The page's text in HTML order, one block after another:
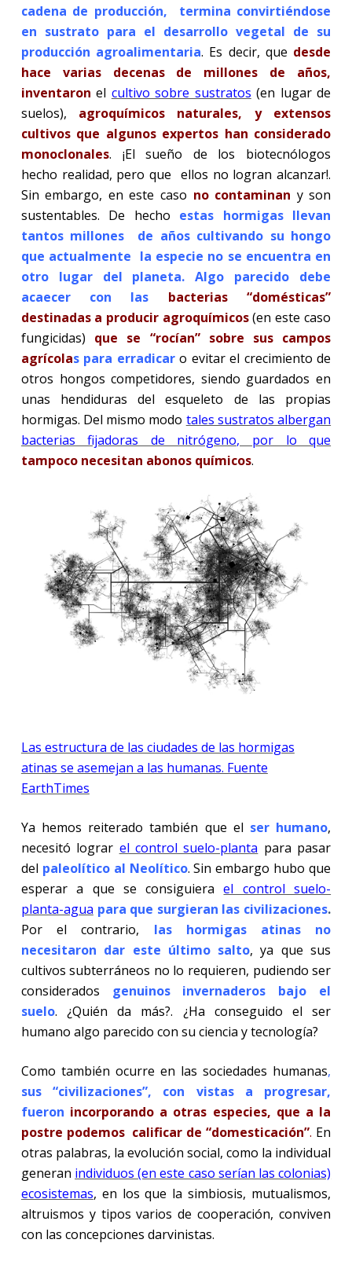
cadena de producción, termina convirtiéndose
en sustrato para el desarrollo vegetal de su
producción agroalimentaria. Es decir, que desde
hace varias decenas de millones de años,
inventaronel cultivo sobre sustratos (en lugar de
suelos), agroquímicos naturales, y extensos
cultivos que algunos expertos han considerado
monoclonales. ¡El sueño de los biotecnólogos
hecho realidad, pero que ellos no logran alcanzar!.
Sin embargo, en este caso no contaminan y son
sustentables. De hecho estas hormigas llevan
tantos millones de años cultivando su hongo
que actualmente la especie no se encuentra en
otro lugar del planeta. Algo parecido debe
acaecer con las bacterias “domésticas”
destinadas a producir agroquímicos (en este caso
fungicidas) que se “rocían” sobre sus campos
agrícolas para erradicaro evitar el crecimiento de
otros hongos competidores, siendo guardados en
unas hendiduras del esqueleto de las propias
hormigas. Del mismo modo tales sustratos albergan
bacterias fijadoras de nitrógeno, por lo que
tampoco necesitan abonos químicos.
Las estructura de las ciudades de las hormigas
atinas se asemejan a las humanas. Fuente
EarthTimes
Ya hemos reiterado también que el ser humano,
necesitó lograr el control suelo-planta para pasar
del paleolítico al Neolítico. Sin embargo hubo que
esperar a que se consiguierael control suelo-
planta-agua para que surgieran las civilizaciones.
Por el contrario, las hormigas atinas no
necesitaron dar este último salto, ya que sus
cultivos subterráneos no lo requieren, pudiendo ser
considerados genuinos invernaderos bajo el
suelo. ¿Quién da más?. ¿Ha conseguido el ser
humano algo parecido con su ciencia y tecnología?
Como también ocurre en las sociedades humanas,
sus “civilizaciones”, con vistas a progresar,
fueron incorporando a otras especies, que a la
postre podemos calificar de “domesticación”. En
otras palabras, la evolución social, como la individual
generan individuos (en este caso serían las colonias)
ecosistemas, en los que la simbiosis, mutualismos,
altruismos y tipos varios de cooperación, conviven
con las concepciones darvinistas.